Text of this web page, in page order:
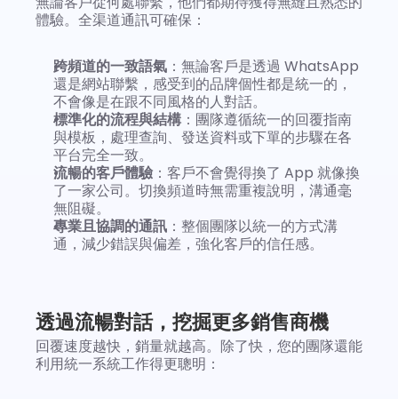
體驗。全渠道通訊可確保：
跨頻道的一致語氣 ：無論客戶是透過 WhatsApp
還是網站聯繫，感受到的品牌個性都是統一的，
不會像是在跟不同風格的人對話。
標準化的流程與結構 ：團隊遵循統一的回覆指南
與模板，處理查詢、發送資料或下單的步驟在各
平台完全一致。
流暢的客戶體驗 ：客戶不會覺得換了 App 就像換
了一家公司。切換頻道時無需重複說明，溝通毫
無阻礙。
專業且協調的通訊 ：整個團隊以統一的方式溝
通，減少錯誤與偏差，強化客戶的信任感。
透過流暢對話，挖掘更多銷售商機
回覆速度越快，銷量就越高。除了快，您的團隊還能
利用統一系統工作得更聰明：